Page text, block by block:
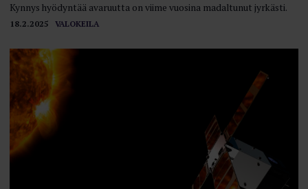
18.2.2025 VALOKEILA
Kynnys hyödyntää avaruutta on viime vuosina madaltunut jyrkästi.